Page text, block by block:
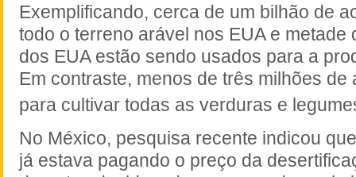
Exemplificando, cerca de um bilhão de
todo o terreno arável nos EUA e metade
dos EUA estão sendo usados para a
Em contraste, menos de três milhões
para cultivar todas as verduras e
No México, pesquisa recente indicou
já estava pagando o preço da